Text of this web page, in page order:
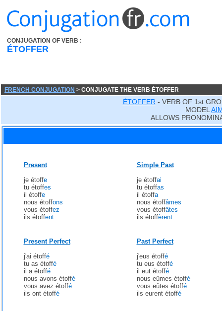
CONJUGATION OF VERB :
ÉTOFFER
FRENCH CONJUGATION > CONJUGATE THE VERB ÉTOFFER
ÉTOFFER - VERB OF 1st
MODEL
ALLOWS
Present
je étoffe
tu étoffes
il étoffe
nous étoffons
vous étoffez
ils étoffent
Simple Past
je étoffai
tu étoffas
il étoffa
nous étoffâmes
vous étoffâtes
ils étoffèrent
Present Perfect
j'ai étoffé
tu as étoffé
il a étoffé
nous avons étoffé
vous avez étoffé
ils ont étoffé
Past Perfect
j'eus étoffé
tu eus étoffé
il eut étoffé
nous eûmes étoffé
vous eûtes étoffé
ils eurent étoffé